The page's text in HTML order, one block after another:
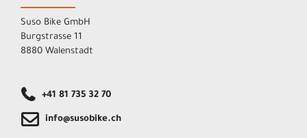
Suso Bike GmbH
Burgstrasse 11
8880 Walenstadt
+41 81 735 32 70
info@susobike.ch